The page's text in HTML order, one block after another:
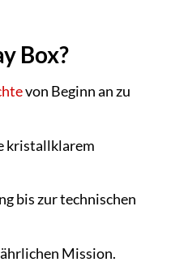
Box?
von Beginn an zu
kristallklarem
bis zur technischen
Mission.